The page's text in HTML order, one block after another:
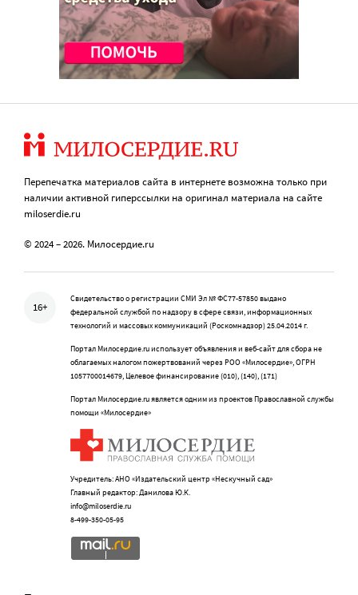
Перепечатка материалов сайта в интернете возможна только при
наличии активной гиперссылки на оригинал материала на сайте
miloserdie.ru
© 2024 – 2026. Милосердие.ru
16+
Свидетельство о регистрации СМИ Эл № ФС77-57850 выдано
федеральной службой по надзору в сфере связи, информационных
технологий и массовых коммуникаций (Роскомнадзор) 25.04.2014 г.
Портал Милосердие.ru использует объявления и веб-сайт для сбора не
облагаемых налогом пожертвований через РОО «Милосердие», ОГРН
1057700014679, Целевое финансирование (010), (140), (171)
Портал Милосердие.ru является одним из проектов Православной службы
помощи «Милосердие»
Учредитель: АНО «Издательский центр «Нескучный сад»
Главный редактор: Данилова Ю.К.
info@miloserdie.ru
8-499-350-05-95